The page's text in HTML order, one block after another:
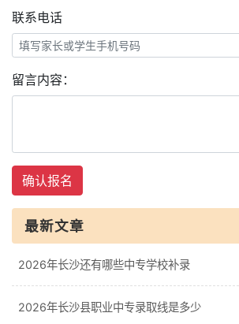
联系电话
留言内容：
确认报名
最新文章
2026年长沙还有哪些中专学校补录
2026年长沙县职业中专录取线是多少